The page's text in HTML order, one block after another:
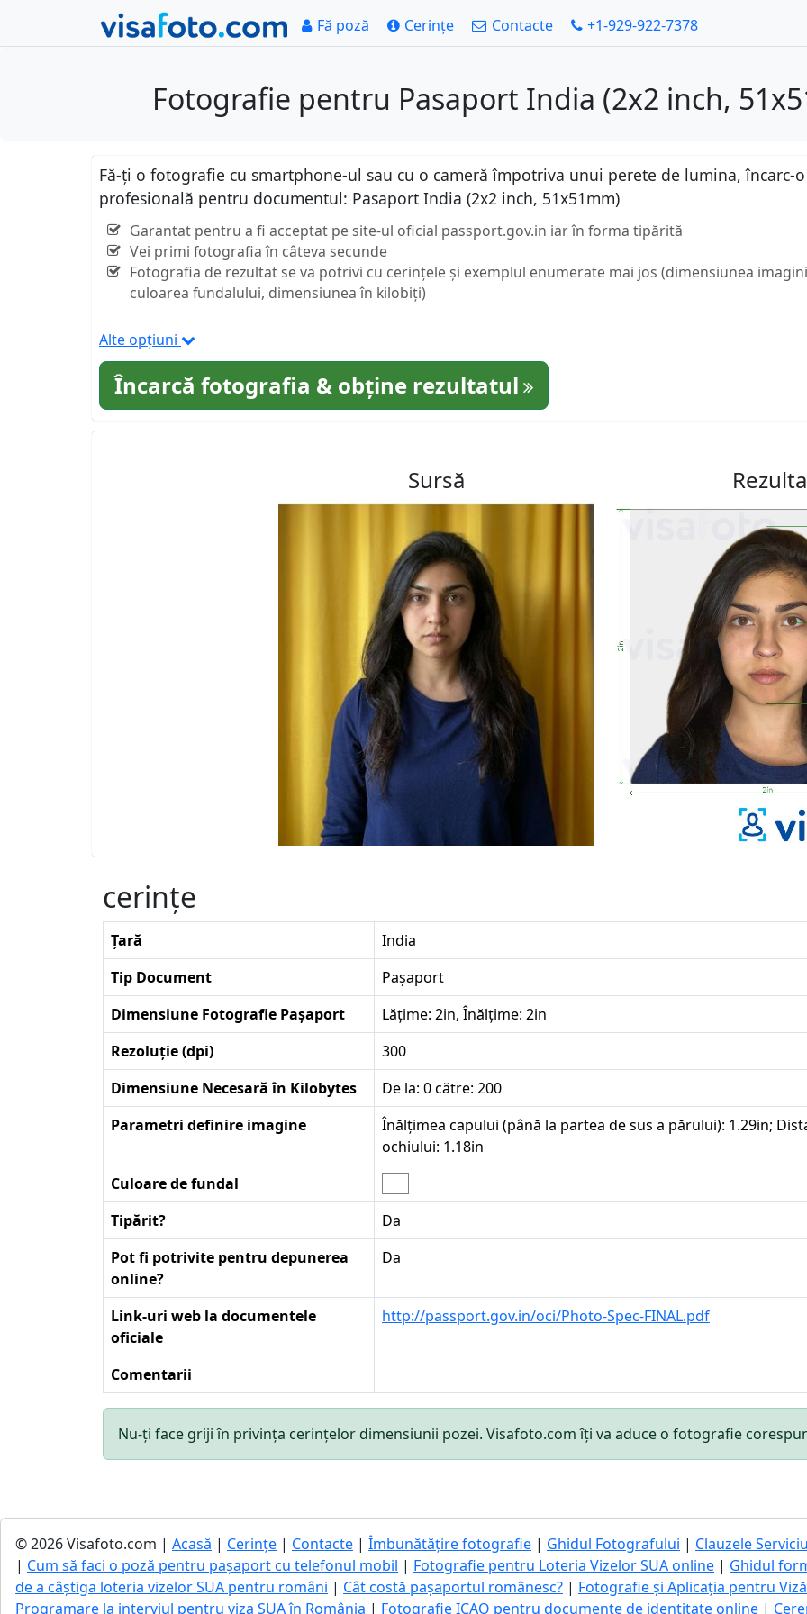
Fă poză Cerințe Contacte +1-929-922-7378
Fotografie pentru Pasaport India (2x2 inch,
Fă-ți o fotografie cu smartphone-ul sau cu o cameră împotriva unui perete de lumina,
profesională pentru documentul: Pasaport India (2x2 inch, 51x51mm)
Garantat pentru a fi acceptat pe site-ul oficial passport.gov.in iar în forma tipărită
Vei primi fotografia în câteva secunde
Fotografia de rezultat se va potrivi cu cerințele și exemplul enumerate mai jos (dimensiunea
culoarea fundalului, dimensiunea în kilobiți)
Alte opțiuni
Încarcă fotografia & obține rezultatul
Sursă
cerinţe
Țară
India
Tip Document
Pașaport
Dimensiune Fotografie Pașaport
Lățime: 2in, Înălțime: 2in
Rezoluție (dpi)
300
Dimensiune Necesară în Kilobytes
De la: 0 către: 200
Parametri definire imagine
Înălțimea capului (până la partea de sus a părului): 1.29in;
ochiului: 1.18in
Culoare de fundal
Tipărit?
Da
Pot fi potrivite pentru depunerea
online?
Da
Link-uri web la documentele
oficiale
http://passport.gov.in/oci/Photo-Spec-FINAL.pdf
Comentarii
Nu-ți face griji în privința cerințelor dimensiunii pozei. Visafoto.com îți va aduce o fotografie
© 2026 Visafoto.com | Acasă | Cerințe | Contacte | Îmbunătățire fotografie | Ghidul Fotografului | Clauzele
| Cum să faci o poză pentru pașaport cu telefonul mobil | Fotografie pentru Loteria Vizelor SUA online | Ghidul
de a câștiga loteria vizelor SUA pentru români | Cât costă pașaportul românesc? | Fotografie și Aplicația pentru
Programare la interviul pentru viza SUA în România | Fotografie ICAO pentru documente de identitate online |